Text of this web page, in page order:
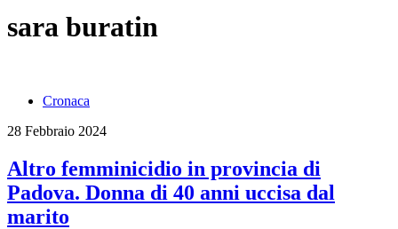
sara buratin
Cronaca
28 Febbraio 2024
Altro femminicidio in provincia di
Padova. Donna di 40 anni uccisa dal
marito